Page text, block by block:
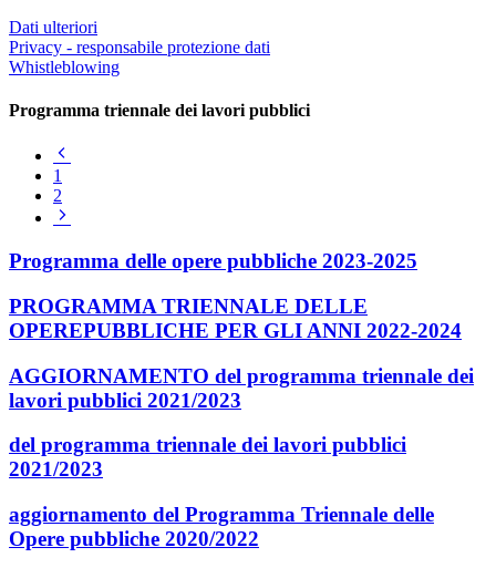
Dati ulteriori
Privacy - responsabile protezione dati
Whistleblowing
Programma triennale dei lavori pubblici
1
2
Programma delle opere pubbliche 2023-2025
PROGRAMMA TRIENNALE DELLE
OPEREPUBBLICHE PER GLI ANNI 2022-2024
AGGIORNAMENTO del programma triennale dei
lavori pubblici 2021/2023
del programma triennale dei lavori pubblici
2021/2023
aggiornamento del Programma Triennale delle
Opere pubbliche 2020/2022